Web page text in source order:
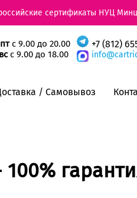
сертификаты НУЦ
с 9.00 до 20.00
с 9.00 до 18.00
+7 (812)
/ Самовывоз